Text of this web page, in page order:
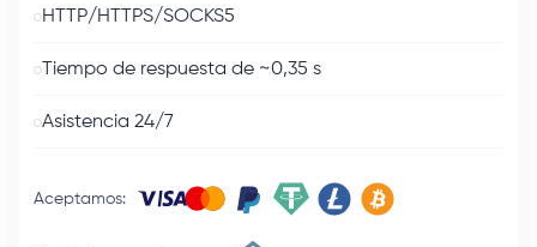
HTTP/HTTPS/SOCKS5
Tiempo de respuesta de ~0,35 s
Asistencia 24/7
Aceptamos: